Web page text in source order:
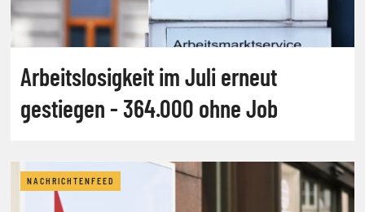
Arbeitslosigkeit im Juli erneut
gestiegen - 364.000 ohne Job
NACHRICHTENFEED